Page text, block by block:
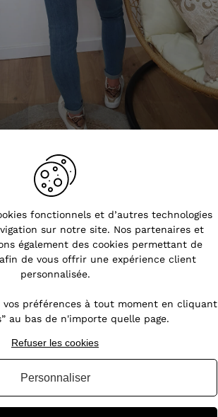
Tendances
et top, des must have
fonctionnels et d’autres technologies
sur notre site. Nos partenaires et
également des cookies permettant de
de vous offrir une expérience client
personnalisée.
vos préférences à tout moment en cliquant
au bas de n'importe quelle page.
Refuser les cookies
Personnaliser